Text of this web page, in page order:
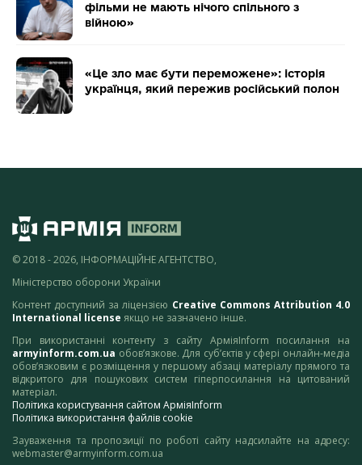
фільми не мають нічого спільного з
війною»
«Це зло має бути переможене»: історія
українця, який пережив російський полон
© 2018 - 2026, ІНФОРМАЦІЙНЕ АГЕНТСТВО,
Міністерство оборони України
Контент доступний за ліцензією Creative Commons Attribution 4.0
International license якщо не зазначено інше.
При використанні контенту з сайту АрміяInform посилання на
armyinform.com.ua обов’язкове. Для суб’єктів у сфері онлайн-медіа
обов’язковим є розміщення у першому абзаці матеріалу прямого та
відкритого для пошукових систем гіперпосилання на цитований
матеріал.
Політика користування сайтом АрміяInform
Політика використання файлів cookie
Зауваження та пропозиції по роботі сайту надсилайте на адресу:
webmaster@armyinform.com.ua